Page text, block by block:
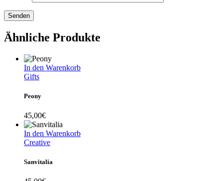
Ähnliche Produkte
In den Warenkorb
Gifts
Peony
45,00€
In den Warenkorb
Creative
Sanvitalia